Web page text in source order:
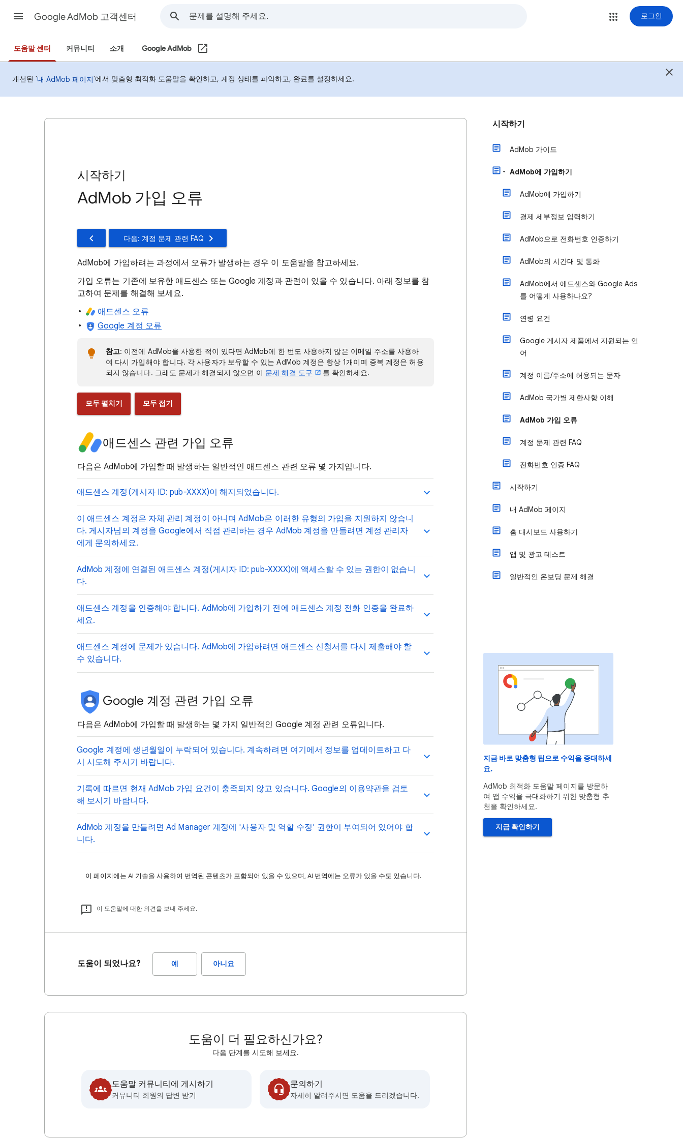
Google AdMob 고객센터 로그인
도움말 센터 커뮤니티 소개 Google AdMob
개선된 '내 AdMob 페이지'에서 맞춤형 최적화 도움말을 확인하고, 계정 상태를 파악하고, 완료를 설정하세요.
시작하기
AdMob 가입 오류
다음: 계정 문제 관련 FAQ
AdMob에 가입하려는 과정에서 오류가 발생하는 경우 이 도움말을 참고하세요.
가입 오류는 기존에 보유한 애드센스 또는 Google 계정과 관련이 있을 수 있습니다. 아래 정보를 참
고하여 문제를 해결해 보세요.
애드센스 오류
Google 계정 오류
참고: 이전에 AdMob을 사용한 적이 있다면 AdMob에 한 번도 사용하지 않은 이메일 주소를 사용하
여 다시 가입해야 합니다. 각 사용자가 보유할 수 있는 AdMob 계정은 항상 1개이며 중복 계정은 허용
되지 않습니다. 그래도 문제가 해결되지 않으면 이 문제 해결 도구 를 확인하세요.
모두 펼치기 모두 접기
애드센스 관련 가입 오류
다음은 AdMob에 가입할 때 발생하는 일반적인 애드센스 관련 오류 몇 가지입니다.
애드센스 계정(게시자 ID: pub-XXXX)이 해지되었습니다.
이 애드센스 계정은 자체 관리 계정이 아니며 AdMob은 이러한 유형의 가입을 지원하지 않습니
다. 게시자님의 계정을 Google에서 직접 관리하는 경우 AdMob 계정을 만들려면 계정 관리자
에게 문의하세요.
AdMob 계정에 연결된 애드센스 계정(게시자 ID: pub-XXXX)에 액세스할 수 있는 권한이 없습니
다.
애드센스 계정을 인증해야 합니다. AdMob에 가입하기 전에 애드센스 계정 전화 인증을 완료하
세요.
애드센스 계정에 문제가 있습니다. AdMob에 가입하려면 애드센스 신청서를 다시 제출해야 할
수 있습니다.
Google 계정 관련 가입 오류
다음은 AdMob에 가입할 때 발생하는 몇 가지 일반적인 Google 계정 관련 오류입니다.
Google 계정에 생년월일이 누락되어 있습니다. 계속하려면 여기에서 정보를 업데이트하고 다
시 시도해 주시기 바랍니다.
기록에 따르면 현재 AdMob 가입 요건이 충족되지 않고 있습니다. Google의 이용약관을 검토
해 보시기 바랍니다.
AdMob 계정을 만들려면 Ad Manager 계정에 '사용자 및 역할 수정' 권한이 부여되어 있어야 합
니다.
이 페이지에는 AI 기술을 사용하여 번역된 콘텐츠가 포함되어 있을 수 있으며, AI 번역에는 오류가 있을 수도 있습니다.
이 도움말에 대한 의견을 보내 주세요.
도움이 되었나요? 예 아니요
도움이 더 필요하신가요?
다음 단계를 시도해 보세요.
도움말 커뮤니티에 게시하기
커뮤니티 회원의 답변 받기
문의하기
자세히 알려주시면 도움을 드리겠습니다.
시작하기
AdMob 가이드
AdMob에 가입하기
AdMob에 가입하기
결제 세부정보 입력하기
AdMob으로 전화번호 인증하기
AdMob의 시간대 및 통화
AdMob에서 애드센스와 Google Ads
를 어떻게 사용하나요?
연령 요건
Google 게시자 제품에서 지원되는 언
어
계정 이름/주소에 허용되는 문자
AdMob 국가별 제한사항 이해
AdMob 가입 오류
계정 문제 관련 FAQ
전화번호 인증 FAQ
시작하기
내 AdMob 페이지
홈 대시보드 사용하기
앱 및 광고 테스트
일반적인 온보딩 문제 해결
지금 바로 맞춤형 팁으로 수익을 증대하세
요.
AdMob 최적화 도움말 페이지를 방문하
여 앱 수익을 극대화하기 위한 맞춤형 추
천을 확인하세요.
지금 확인하기